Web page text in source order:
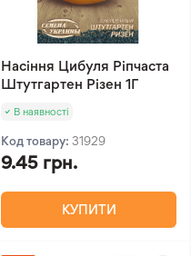
Насіння Цибуля Ріпчаста
Штутгартен Різен 1Г
В наявності
Код товару: 31929
9.45 грн.
КУПИТИ